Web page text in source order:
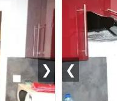
❯ ❮